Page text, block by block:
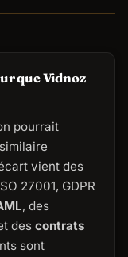
que Vidnoz
pourrait
vient des
27001, GDPR
, des
des contrats
sont